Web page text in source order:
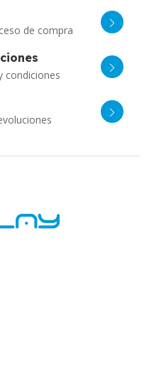
de compra
condiciones